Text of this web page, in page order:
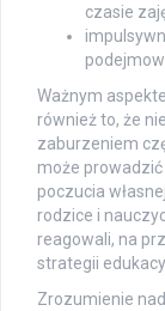
czasie
Ważnym
również to, że
zaburzeniem
może prowadzić
poczucia
rodzice i
reagowali, na
strategii
Zrozumienie